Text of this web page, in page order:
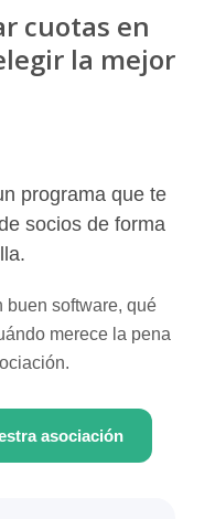
cuotas en
la mejor
programa que te
socios de forma
buen software, qué
merece la pena
asociación